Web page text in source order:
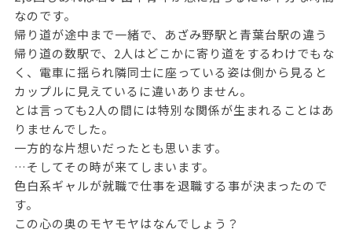
なのです。
帰り道が途中まで一緒で、あざみ野駅と青葉台駅の違う
帰り道の数駅で、2人はどこかに寄り道をするわけでもな
く、電車に揺られ隣同士に座っている姿は側から見ると
カップルに見えているに違いありません。
とは言っても2人の間には特別な関係が生まれることはあ
りませんでした。
一方的な片想いだったとも思います。
…そしてその時が来てしまいます。
色白系ギャルが就職で仕事を退職する事が決まったので
す。
この心の奥のモヤモヤはなんでしょう？